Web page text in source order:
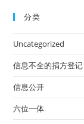
分类
Uncategorized
信息不全的捐方登记
信息公开
六位一体